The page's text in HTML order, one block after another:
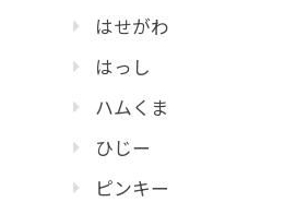
はせがわ
はっし
ハムくま
ひじー
ピンキー